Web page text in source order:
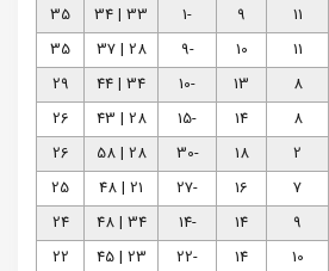
11
9
-1
33 | 34
35
11
10
-9
28 | 37
35
8
13
-10
34 | 44
29
8
14
-15
28 | 43
26
2
18
-30
28 | 58
26
7
16
-27
21 | 48
25
9
14
-14
34 | 48
24
10
14
-22
23 | 45
22